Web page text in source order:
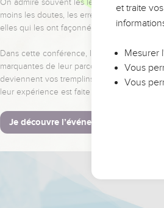
moins les doutes, les erreurs et les saisons
elles qui les ont façonnés.
Dans cette conférence, leaders,
marquantes de leur parcours et les clés
deviennent vos tremplins. Que vous
leur expérience est faite pour vous.
Je découvre l’événement
et traite
Mesurer
Vous
Vous